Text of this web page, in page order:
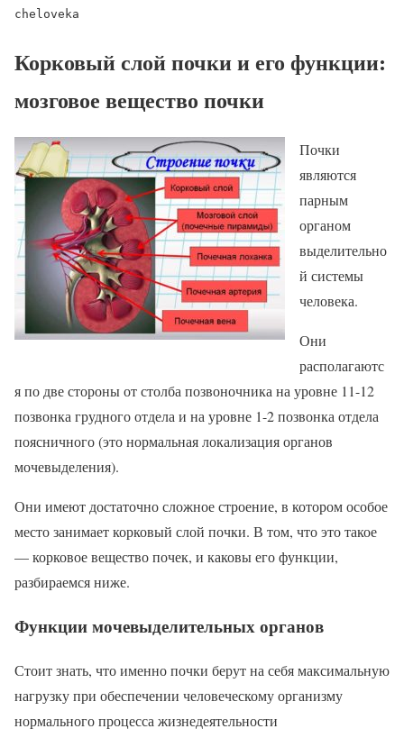
cheloveka
Корковый слой почки и его функции:
мозговое вещество почки
Почки
являются
парным
органом
выделительно
й системы
человека.
Они
располагаютс
я по две стороны от столба позвоночника на уровне 11-12
позвонка грудного отдела и на уровне 1-2 позвонка отдела
поясничного (это нормальная локализация органов
мочевыделения).
Они имеют достаточно сложное строение, в котором особое
место занимает корковый слой почки. В том, что это такое
— корковое вещество почек, и каковы его функции,
разбираемся ниже.
Функции мочевыделительных органов
Стоит знать, что именно почки берут на себя максимальную
нагрузку при обеспечении человеческому организму
нормального процесса жизнедеятельности